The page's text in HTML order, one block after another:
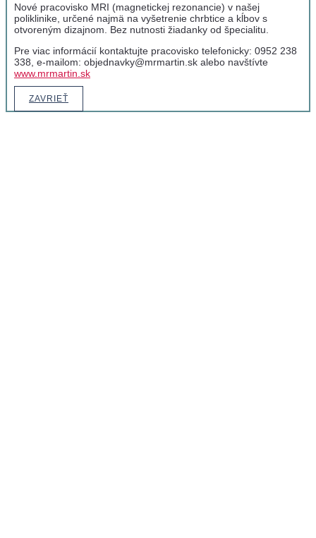
Nové pracovisko MRI (magnetickej rezonancie) v našej
poliklinike, určené najmä na vyšetrenie chrbtice a kĺbov s
otvoreným dizajnom. Bez nutnosti žiadanky od špecialitu.
Pre viac informácií kontaktujte pracovisko telefonicky: 0952 238
338, e-mailom: objednavky@mrmartin.sk alebo navštívte
www.mrmartin.sk
ZAVRIEŤ